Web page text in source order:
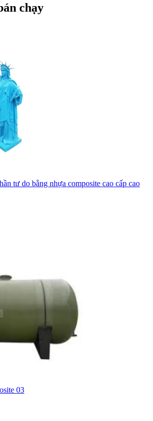
chạy
tư do bằng nhựa composite cao cấp cao
03